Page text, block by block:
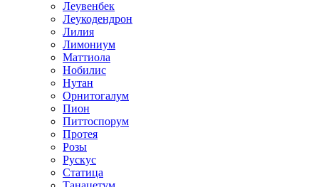
Леувенбек
Леукодендрон
Лилия
Лимониум
Маттиола
Нобилис
Нутан
Орнитогалум
Пион
Питтоспорум
Протея
Розы
Рускус
Статица